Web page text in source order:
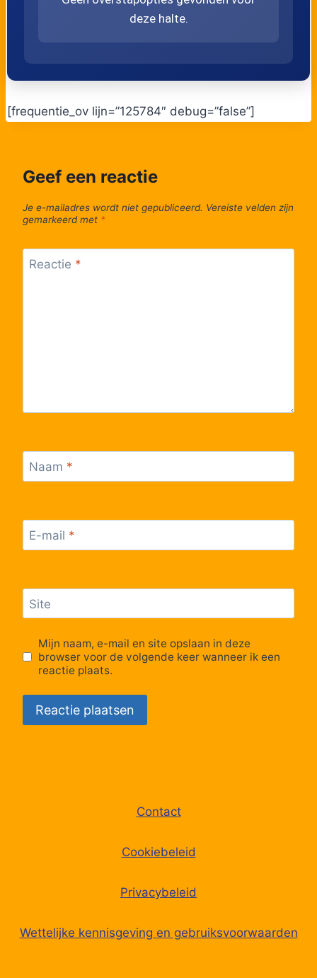
deze halte.
[frequentie_ov lijn=”125784″ debug=”false”]
Geef een reactie
Je e-mailadres wordt niet gepubliceerd. Vereiste velden zijn
gemarkeerd met *
Reactie *
Naam *
E-mail *
Site
Mijn naam, e-mail en site opslaan in deze
browser voor de volgende keer wanneer ik een
reactie plaats.
Contact
Cookiebeleid
Privacybeleid
Wettelijke kennisgeving en gebruiksvoorwaarden